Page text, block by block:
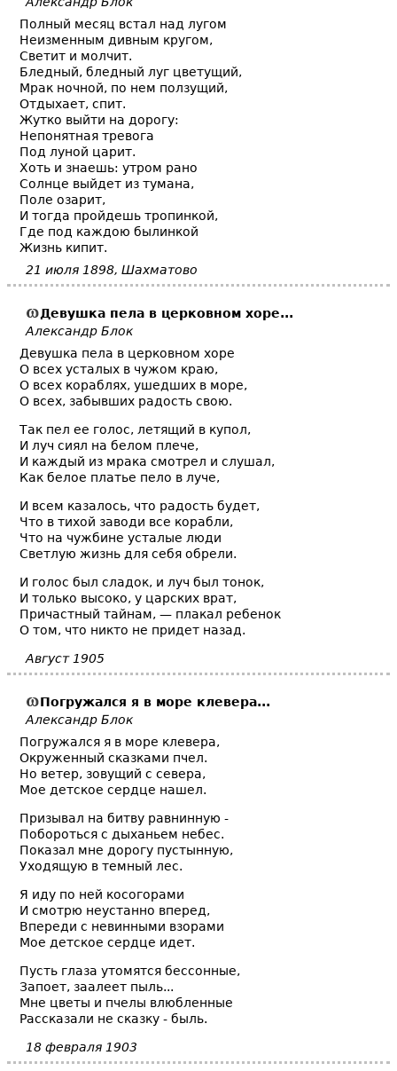
Полный месяц встал над лугом
Неизменным дивным кругом,
Светит и молчит.
Бледный, бледный луг цветущий,
Мрак ночной, по нем ползущий,
Отдыхает, спит.
Жутко выйти на дорогу:
Непонятная тревога
Под луной царит.
Хоть и знаешь: утром рано
Солнце выйдет из тумана,
Поле озарит,
И тогда пройдешь тропинкой,
Где под каждою былинкой
Жизнь кипит.
21 июля 1898, Шахматово
Девушка пела в церковном хоре...
Александр Блок
Девушка пела в церковном хоре
О всех усталых в чужом краю,
О всех кораблях, ушедших в море,
О всех, забывших радость свою.
Так пел ее голос, летящий в купол,
И луч сиял на белом плече,
И каждый из мрака смотрел и слушал,
Как белое платье пело в луче,
И всем казалось, что радость будет,
Что в тихой заводи все корабли,
Что на чужбине усталые люди
Светлую жизнь для себя обрели.
И голос был сладок, и луч был тонок,
И только высоко, у царских врат,
Причастный тайнам, — плакал ребенок
О том, что никто не придет назад.
Август 1905
Погружался я в море клевера...
Александр Блок
Погружался я в море клевера,
Окруженный сказками пчел.
Но ветер, зовущий с севера,
Мое детское сердце нашел.
Призывал на битву равнинную -
Побороться с дыханьем небес.
Показал мне дорогу пустынную,
Уходящую в темный лес.
Я иду по ней косогорами
И смотрю неустанно вперед,
Впереди с невинными взорами
Мое детское сердце идет.
Пусть глаза утомятся бессонные,
Запоет, заалеет пыль...
Мне цветы и пчелы влюбленные
Рассказали не сказку - быль.
18 февраля 1903